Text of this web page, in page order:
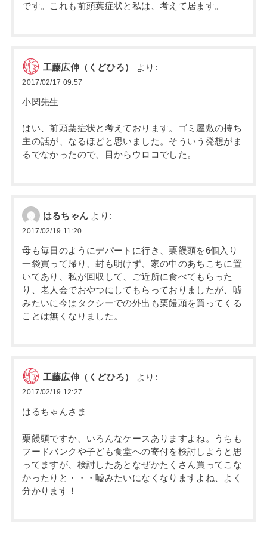
です。これも前頭葉症状と私は、考えて居ます。
工藤広伸（くどひろ） より:
2017/02/17 09:57
小関先生
はい、前頭葉症状と考えております。ゴミ屋敷の持ち
主の話が、なるほどと思いました。そういう発想がま
るでなかったので、目からウロコでした。
はるちゃん より:
2017/02/19 11:20
母も毎日のようにデパートに行き、栗饅頭を6個入り
一袋買って帰り、封も明けず、家の中のあちこちに置
いてあり、私が回収して、ご近所に食べてもらった
り、老人会でおやつにしてもらっておりましたが、嘘
みたいに今はタクシーでの外出も栗饅頭を買ってくる
ことは無くなりました。
工藤広伸（くどひろ） より:
2017/02/19 12:27
はるちゃんさま
栗饅頭ですか、いろんなケースありますよね。うちも
フードバンクや子ども食堂への寄付を検討しようと思
ってますが、検討したあとなぜかたくさん買ってこな
かったりと・・・嘘みたいになくなりますよね、よく
分かります！